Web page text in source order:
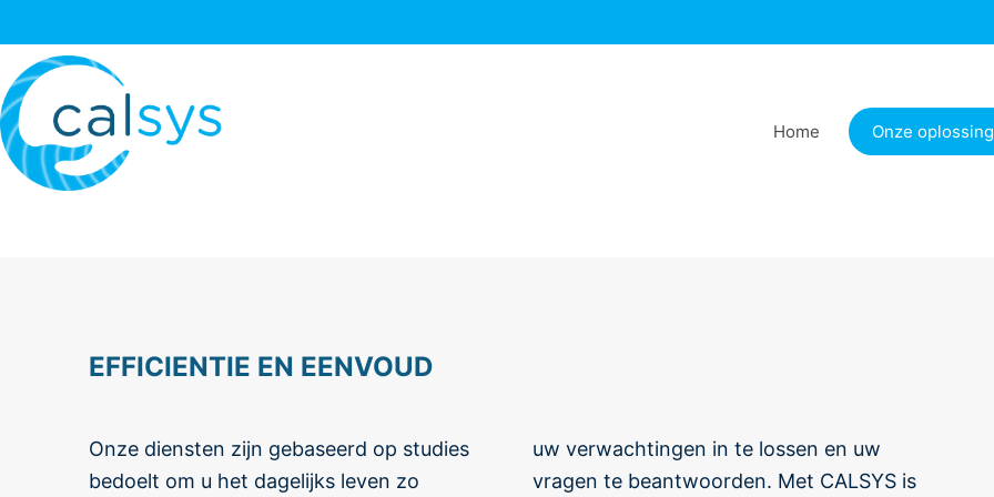
Home Onze
EFFICIENTIE EN EENVOUD
Onze diensten zijn gebaseerd op studies
bedoelt om u het dagelijks leven zo
uw verwachtingen in te lossen en uw
vragen te beantwoorden. Met CALSYS is